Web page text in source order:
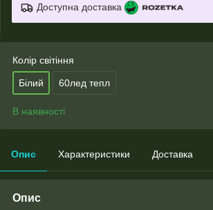
Доступна доставка
Колір світіння
Білий 60лед тепл
В наявності
Опис Характеристики Доставка
Опис